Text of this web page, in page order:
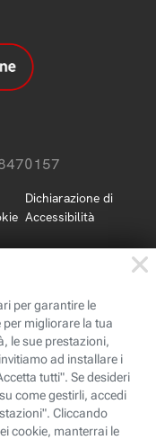
Dichiarazione di
Accessibilità